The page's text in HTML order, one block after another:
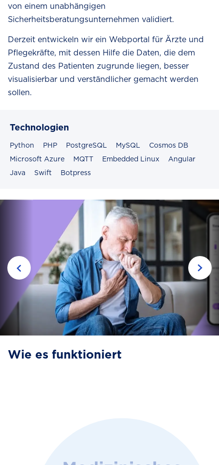
von einem unabhängigen
Sicherheitsberatungsunternehmen validiert.
Derzeit entwickeln wir ein Webportal für Ärzte und
Pflegekräfte, mit dessen Hilfe die Daten, die dem
Zustand des Patienten zugrunde liegen, besser
visualisierbar und verständlicher gemacht werden
sollen.
Technologien
Python PHP PostgreSQL MySQL
Cosmos DB
Microsoft Azure
MQTT Embedded Linux
Angular
Java
Swift Botpress
Wie es funktioniert